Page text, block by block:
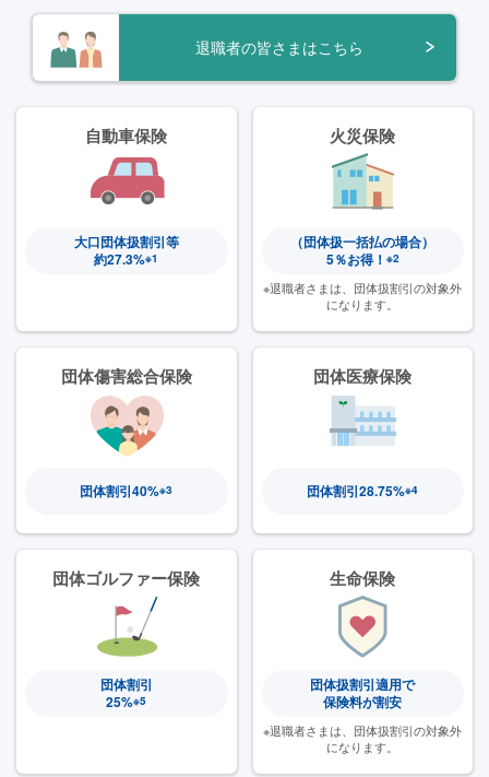
2025.4.1
2025年度 新入社員向け保険のご案内が始まりました！
アフラック がん保険が新しくなりました！
2025.2.28
名鉄グループカスタマーハラスメントに対する基本方針を策定
しました
名鉄グループ 団体扱自動車保険の割引率がUPしました！
2024.7.26
ホームページがリニューアルオープンしました！
退職者の皆さまはこちら
自動車保険
大口団体扱割引等
約27.3%※1
⽕災保険
（団体扱一括払の場合）
5％お得！ ※2
※退職者さまは、 団体扱割引の対象外
になります。
団体傷害総合保険
団体割引40%※3
団体医療保険
団体割引28.75%※4
団体ゴルファー保険
団体割引
25%※5
生命保険
団体扱割引適用で
保険料が割安
※退職者さまは、 団体扱割引の対象外
になります。